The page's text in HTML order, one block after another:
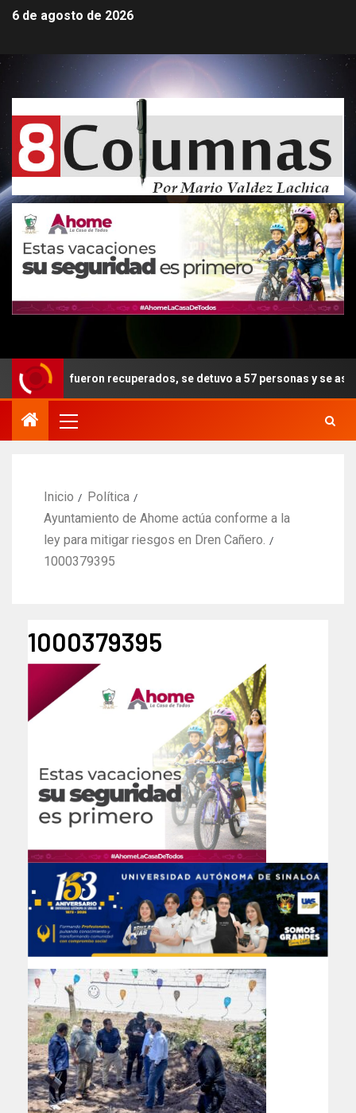
6 de agosto de 2026
fueron recuperados, se detuvo a 57 personas y se
Inicio
Política
Ayuntamiento de Ahome actúa conforme a la
ley para mitigar riesgos en Dren Cañero.
1000379395
1000379395